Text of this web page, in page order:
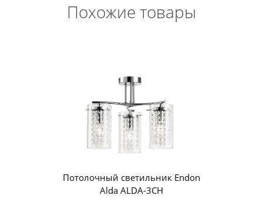
Похожие товары
Потолочный светильник Endon
Alda ALDA-3CH